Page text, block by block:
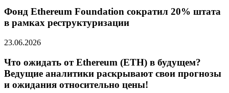
Фонд Ethereum Foundation сократил 20% штата
в рамках реструктуризации
23.06.2026
Что ожидать от Ethereum (ETH) в будущем?
Ведущие аналитики раскрывают свои прогнозы
и ожидания относительно цены!